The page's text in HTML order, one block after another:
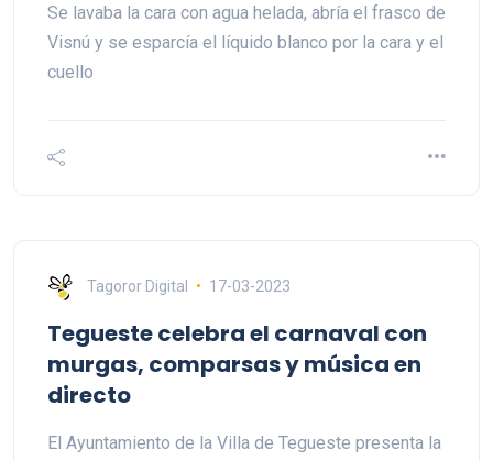
Se lavaba la cara con agua helada, abría el frasco de
Visnú y se esparcía el líquido blanco por la cara y el
cuello
Tagoror Digital 17-03-2023
Tegueste celebra el carnaval con
murgas, comparsas y música en
directo
El Ayuntamiento de la Villa de Tegueste presenta la